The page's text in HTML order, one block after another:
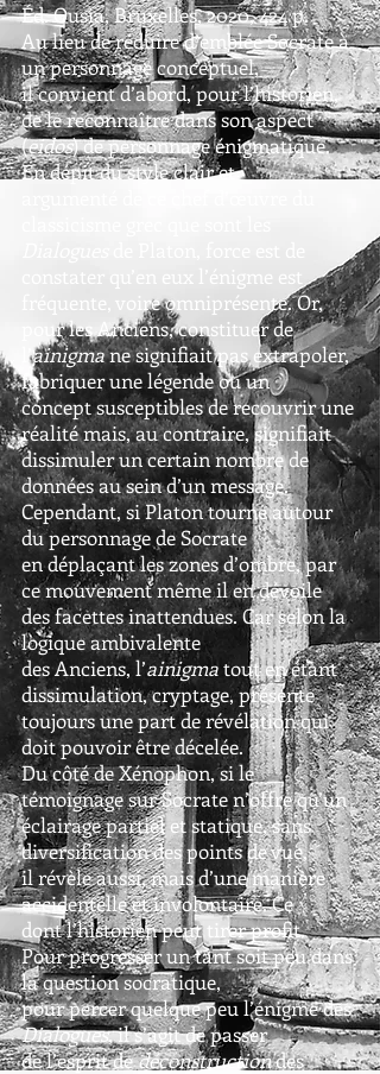
Éd. Ousia, Bruxelles, 2020, 424 p.
Au lieu de réduire d’emblée Socrate à
un personnage conceptuel,
il convient d’abord, pour l’historien,
de le reconnaître dans son aspect
(eidos) de personnage énigmatique.
En dépit du style clair et
constater qu’en eux l’énigme est
fréquente, voire omniprésente. Or,
pour les Anciens, constituer de
l’ainigmane signifiait pas extrapoler,
fabriquer une légende ou un
concept susceptibles de recouvrir une
réalité mais, au contraire, signifiait
dissimuler un certain nombre de
données au sein d’un message.
Cependant, si Platon tourne autour
du personnage de Socrate
en déplaçant les zones d’ombre, par
ce mouvement même il en dévoile
des facettes inattendues. Car selon la
logique ambivalente
des Anciens, l’ainigmatout en étant
dissimulation, cryptage, présente
toujours une part de révélation qui
doit pouvoir être décelée.
Du côté de Xénophon, si le
témoignage sur Socrate n’offre qu’un
éclairage partiel et statique, sans
diversification des points de vue,
il révèle aussi, mais d’une manière
accidentelle et involontaire. Ce
dont l’historien peut tirer profit.
Pour progresser un tant soit peu dans
la question socratique,
pour percer quelque peu l’énigme des
Dialogues, il s’agit de passer
de l’esprit dedéconstructiondes